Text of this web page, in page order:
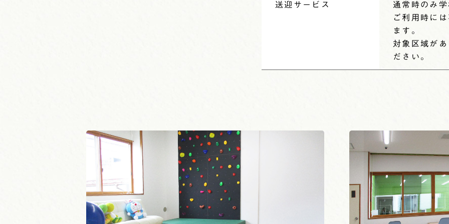
送迎サービス
通常時のみ
ご利用時に
ます。
対象区域が
ださい。